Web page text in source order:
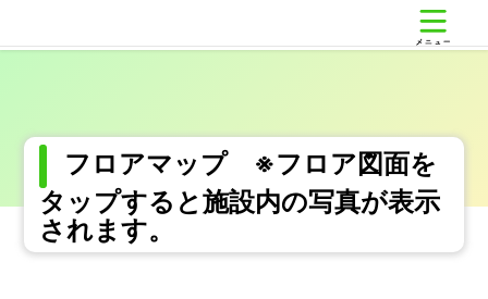
テ
ゲ
フロアマップ ※フロア図面を
タップすると施設内の写真が表示
されます。